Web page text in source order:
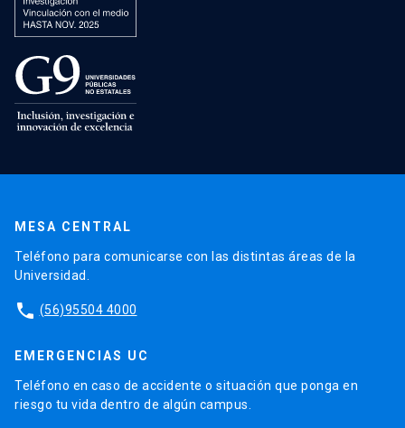
MESA CENTRAL
Teléfono para comunicarse con las distintas áreas de la
Universidad.
phone (56)95504 4000
EMERGENCIAS UC
Teléfono en caso de accidente o situación que ponga en
riesgo tu vida dentro de algún campus.